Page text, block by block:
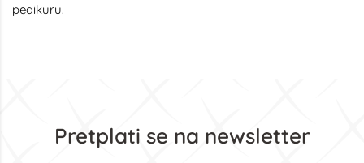
pedikuru.
Pretplati se na newsletter